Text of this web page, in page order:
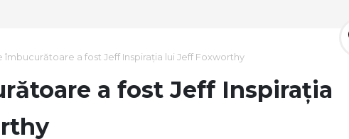
îmbucurătoare a fost Jeff Inspirația lui Jeff Foxworthy
a fost Jeff Inspirația